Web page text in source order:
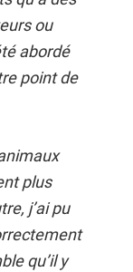
ou
abordé
point de
plus
j’ai pu
qu’il y